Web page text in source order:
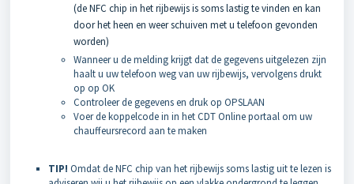
(de NFC chip in het rijbewijs is soms lastig te vinden en kan
door het heen en weer schuiven met u telefoon gevonden
worden)
Wanneer u de melding krijgt dat de gegevens uitgelezen zijn
haalt u uw telefoon weg van uw rijbewijs, vervolgens drukt
op op OK
Controleer de gegevens en druk op OPSLAAN
Voer de koppelcode in in het CDT Online portaal om uw
chauffeursrecord aan te maken
TIP! Omdat de NFC chip van het rijbewijs soms lastig uit te lezen is